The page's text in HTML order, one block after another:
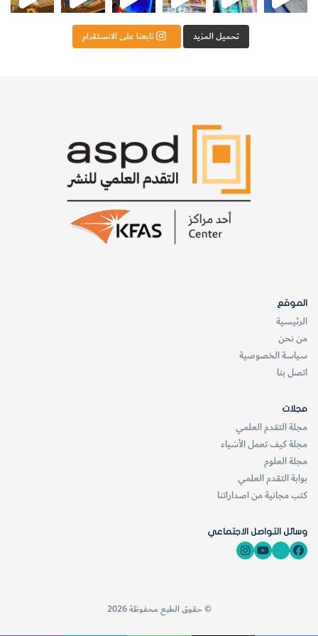
تحميل المزيد تابعنا على الانستقرام
الموقع
الرئيسية
من نحن
سياسة الخصوصية
اتصل بنا
مجلات
مجلة التقدم العلمي
مجلة كيف تعمل الأشياء
مجلة العلوم
بوابة التقدم العلمي
كتب مجانية من اصداراتنا
وسائل التواصل الاجتماعي
© حقوق الطبع محفوظة 2026